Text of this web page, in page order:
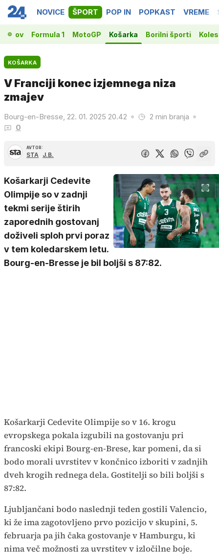
NOVICE ŠPORT POP IN POPKAST VREME
Formula 1 MotoGP Košarka Borilni športi
KOŠARKA
V Franciji konec izjemnega niza
zmajev
Bourg-en-Bresse, 22. 01. 2025 20.42
2 min branja
0
AVTOR:
STA J.B.
Košarkarji Cedevite
Olimpije so v zadnji
tekmi serije štirih
zaporednih gostovanj
doživeli sploh prvi poraz
v tem koledarskem letu.
Bourg-en-Bresse je bil boljši s 87:82.
Košarkarji Cedevite Olimpije so v 16. krogu
evropskega pokala izgubili na gostovanju pri
francoski ekipi Bourg-en-Brese, kar pomeni, da si
bodo morali uvrstitev v končnico izboriti v zadnjih
dveh krogih rednega dela. Gostitelji so bili boljši s
87:82.
Ljubljančani bodo naslednji teden gostili Valencio,
ki že ima zagotovljeno prvo pozicijo v skupini, 5.
februarja pa jih čaka gostovanje v Hamburgu, ki
nima več možnosti za uvrstitev v izločilne boje.